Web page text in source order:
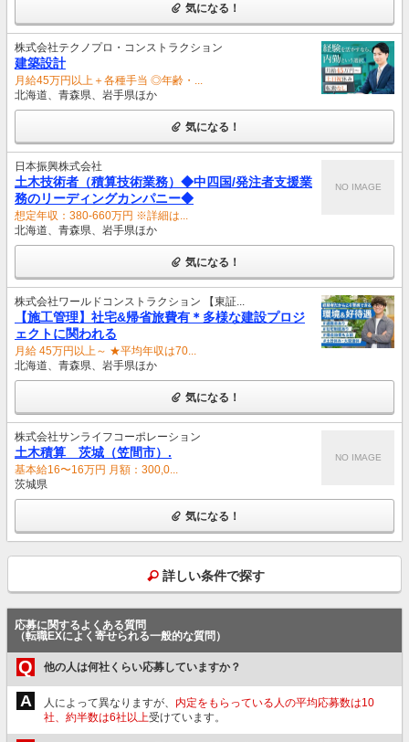
気になる！
株式会社テクノプロ・コンストラクション
建築設計
月給45万円以上＋各種手当 ◎年齢・...
北海道、青森県、岩手県ほか
気になる！
日本振興株式会社
土木技術者（積算技術業務）◆中四国/発注者支援業
務のリーディングカンパニー◆
想定年収：380-660万円 ※詳細は...
北海道、青森県、岩手県ほか
NO IMAGE
気になる！
株式会社ワールドコンストラクション 【東証...
【施工管理】社宅&帰省旅費有＊多様な建設プロジ
ェクトに関われる
月給 45万円以上～ ★平均年収は70...
北海道、青森県、岩手県ほか
気になる！
株式会社サンライフコーポレーション
土木積算 茨城（笠間市）.
基本給16〜16万円 月額：300,0...
茨城県
NO IMAGE
気になる！
詳しい条件で探す
応募に関するよくある質問
（転職EXによく寄せられる一般的な質問）
Q 他の人は何社くらい応募していますか？
A 人によって異なりますが、 内定をもらっている人の平均応募数は10
社、約半数は6社以上受けています。